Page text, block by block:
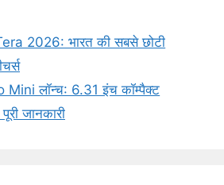
2026: भारत की सबसे छोटी
लॉन्च: 6.31 इंच कॉम्पैक्ट
जानकारी